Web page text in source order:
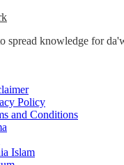
spread knowledge for
Policy
and Conditions
Islam